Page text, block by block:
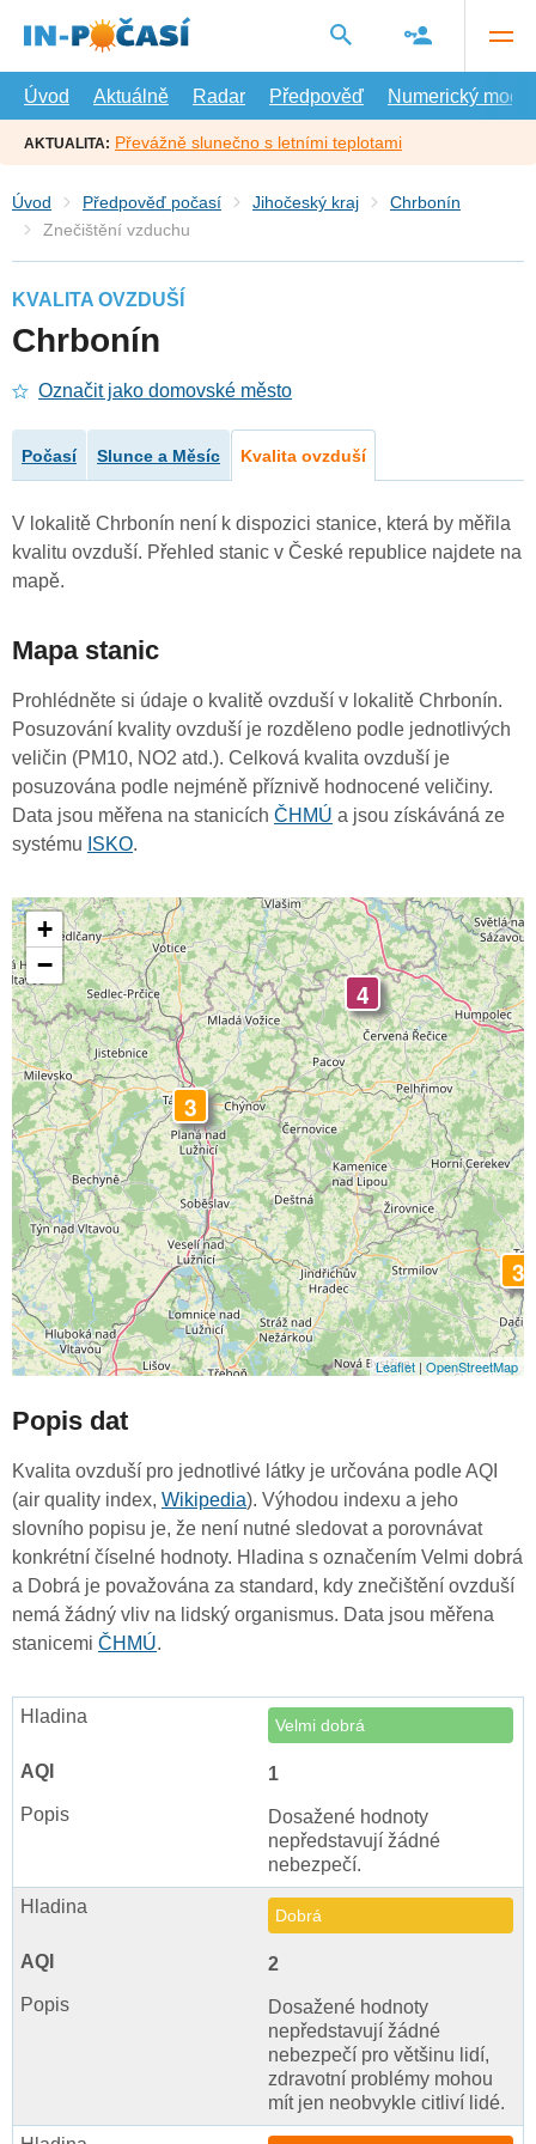
hlavní
Úvod
Aktuálně Radar Předpověď Numerický model
AKTUALITA: Převážně slunečno s letními teplotami
Úvod Předpověď počasí Jihočeský kraj
Chrbonín
Znečištění vzduchu
KVALITA OVZDUŠÍ
Chrbonín
Označit jako domovské město
Počasí Slunce a Měsíc Kvalita ovzduší
V lokalitě Chrbonín není k dispozici stanice, která by měřila
kvalitu ovzduší. Přehled stanic v České republice najdete na
mapě.
Mapa stanic
Prohlédněte si údaje o kvalitě ovzduší v lokalitě Chrbonín.
Posuzování kvality ovzduší je rozděleno podle jednotlivých
veličin (PM10, NO2 atd.). Celková kvalita ovzduší je
posuzována podle nejméně příznivě hodnocené veličiny.
Data jsou měřena na stanicích ČHMÚ a jsou získáváná ze
systému ISKO.
3
3
4
+
−
Leaflet | OpenStreetMap
Popis dat
Kvalita ovzduší pro jednotlivé látky je určována podle AQI
(air quality index, Wikipedia). Výhodou indexu a jeho
slovního popisu je, že není nutné sledovat a porovnávat
konkrétní číselné hodnoty. Hladina s označením Velmi dobrá
a Dobrá je považována za standard, kdy znečištění ovzduší
nemá žádný vliv na lidský organismus. Data jsou měřena
stanicemi ČHMÚ.
Velmi dobrá
1
Dosažené hodnoty
nepředstavují žádné
nebezpečí.
Dobrá
2
Dosažené hodnoty
nepředstavují žádné
nebezpečí pro většinu lidí,
zdravotní problémy mohou
mít jen neobvykle citliví lidé.